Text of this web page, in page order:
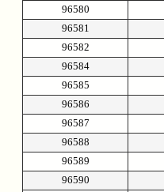
96580
96581
96582
96584
96585
96586
96587
96588
96589
96590